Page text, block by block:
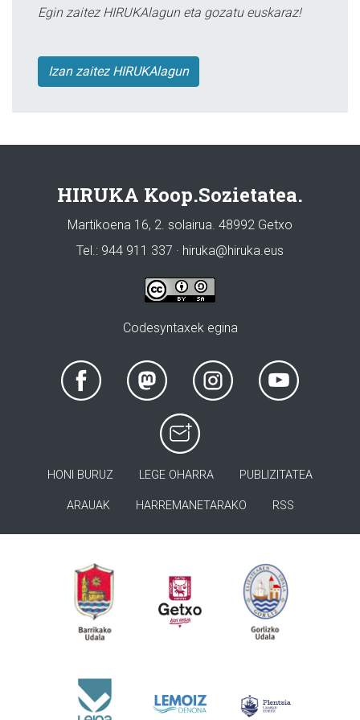
Egin zaitez HIRUKAlagun eta gozatu euskaraz!
Izan zaitez HIRUKAlagun
HIRUKA Koop.Sozietatea.
Martikoena 16, 2. solairua. 48992 Getxo
Tel.: 944 911 337 · hiruka@hiruka.eus
Codesyntaxek egina
HONI BURUZ LEGE OHARRA PUBLIZITATEA
ARAUAK HARREMANETARAKO RSS